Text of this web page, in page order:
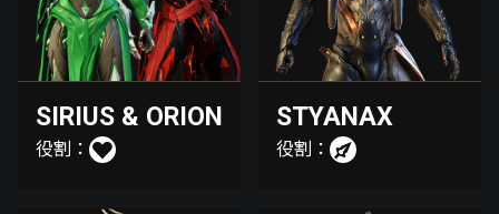
SIRIUS & ORION
役割：
STYANAX
役割：